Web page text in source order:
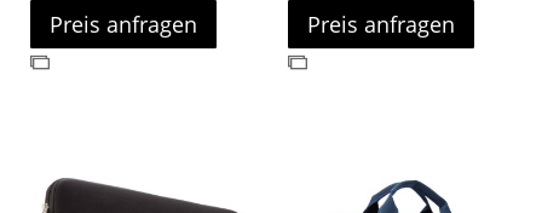
Preis anfragen
Zur
Preis anfragen
Zur